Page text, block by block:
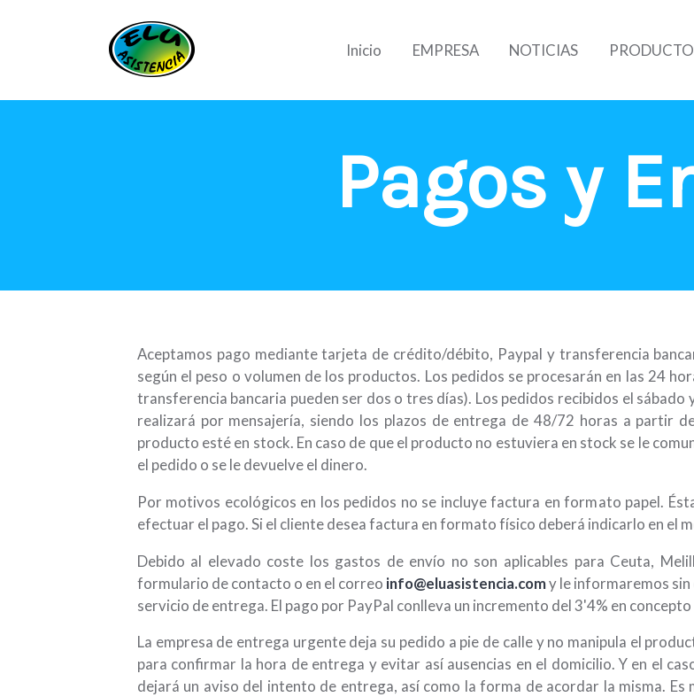
Inicio EMPRESA NOTICIAS
Pagos y
Aceptamos pago mediante tarjeta de crédito/débito, Paypal y transferencia
según el peso o volumen de los productos. Los pedidos se procesarán en las 24
transferencia bancaria pueden ser dos o tres días). Los pedidos recibidos el
realizará por mensajería, siendo los plazos de entrega de 48/72 horas a partir
producto esté en stock. En caso de que el producto no estuviera en stock se le
el pedido o se le devuelve el dinero.
Por motivos ecológicos en los pedidos no se incluye factura en formato papel.
efectuar el pago. Si el cliente desea factura en formato físico deberá indicarlo en el
Debido al elevado coste los gastos de envío no son aplicables para Ceuta,
formulario de contacto o en el correo info@eluasistencia.comy le informaremos sin
servicio de entrega. El pago por PayPal conlleva un incremento del 3'4% en
La empresa de entrega urgente deja su pedido a pie de calle y no manipula el
para confirmar la hora de entrega y evitar así ausencias en el domicilio. Y en el
dejará un aviso del intento de entrega, así como la forma de acordar la misma.